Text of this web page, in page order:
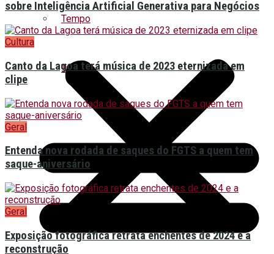
Tempo
Turismo
sobre Inteligência Artificial Generativa para Negócios
Cultura
Canto da Lagoa terá música de 2023 eternizada em
clipe
Geral
Entenda nova rodada de saques do FGTS a quem tem
saque-aniversário
Geral
Exposição fotográfica retrata enchentes de 2024 e a
reconstrução